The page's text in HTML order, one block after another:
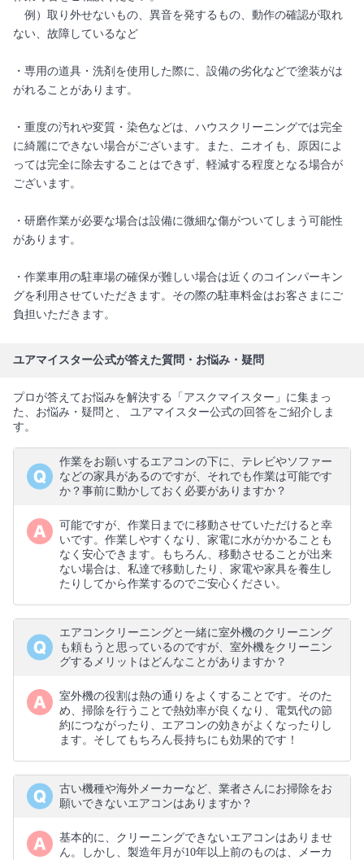
例）取り外せないもの、異音を発するもの、動作の確認が取れ
ない、故障しているなど
・専用の道具・洗剤を使用した際に、設備の劣化などで塗装がは
がれることがあります。
・重度の汚れや変質・染色などは、ハウスクリーニングでは完全
に綺麗にできない場合がございます。また、ニオイも、原因によ
っては完全に除去することはできず、軽減する程度となる場合が
ございます。
・研磨作業が必要な場合は設備に微細な傷がついてしまう可能性
があります。
・作業車用の駐車場の確保が難しい場合は近くのコインパーキン
グを利用させていただきます。その際の駐車料金はお客さまにご
負担いただきます。
ユアマイスター公式が答えた質問・お悩み・疑問
プロが答えてお悩みを解決する「アスクマイスター」に集まっ
た、お悩み・疑問と、 ユアマイスター公式の回答をご紹介しま
す。
作業をお願いするエアコンの下に、テレビやソファー
などの家具があるのですが、それでも作業は可能です
か？事前に動かしておく必要がありますか？
可能ですが、作業日までに移動させていただけると幸
いです。作業しやすくなり、家電に水がかかることも
なく安心できます。もちろん、移動させることが出来
ない場合は、私達で移動したり、家電や家具を養生し
たりしてから作業するのでご安心ください。
エアコンクリーニングと一緒に室外機のクリーニング
も頼もうと思っているのですが、室外機をクリーニン
グするメリットはどんなことがありますか？
室外機の役割は熱の通りをよくすることです。そのた
め、掃除を行うことで熱効率が良くなり、電気代の節
約につながったり、エアコンの効きがよくなったりし
ます。そしてもちろん長持ちにも効果的です！
古い機種や海外メーカーなど、業者さんにお掃除をお
願いできないエアコンはありますか？
基本的に、クリーニングできないエアコンはありませ
ん。しかし、製造年月が10年以上前のものは、メーカ